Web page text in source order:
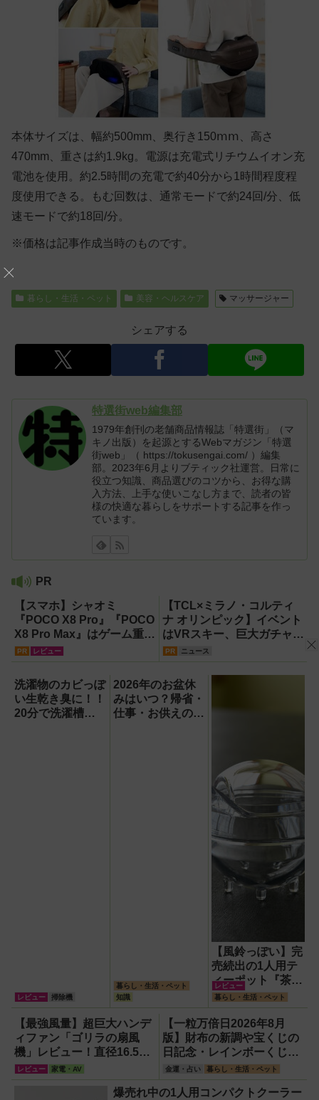
本体サイズは、幅約500mm、奥行き150ⅿⅿ、高さ
470mm、重さは約1.9kg。電源は充電式リチウムイオン充
電池を使用。約2.5時間の充電で約40分から1時間程度程
度使用できる。もむ回数は、通常モードで約24回/分、低
速モードで約18回/分。
※価格は記事作成当時のものです。
暮らし・生活・ペット 美容・ヘルスケア マッサージャー
シェアする
特選街web編集部
1979年創刊の老舗商品情報誌「特選街」（マ
キノ出版）を起源とするWebマガジン「特選
街web」（ https://tokusengai.com/ ）編集
部。2023年6月よりブティック社運営。日常に
役立つ知識、商品選びのコツから、お得な購
入方法、上手な使いこなし方まで、読者の皆
様の快適な暮らしをサポートする記事を作っ
ています。
PR
【スマホ】シャオミ
『POCO X8 Pro』『POCO
X8 Pro Max』はゲーム重視
ならコスパ最強クラス！
PR レビュー
【TCL×ミラノ・コルティ
ナ オリンピック】イベント
はVRスキー、巨大ガチャな
どのイマーシブ体験が目白
PR ニュース
洗濯物のカビっぽ
い生乾き臭に！！
20分で洗濯槽大
レビュー 掃除機
2026年のお盆休
みはいつ？帰省・
仕事・お供えの基
暮らし・生活・ペット
知識
【風鈴っぽい】完
売続出の1人用テ
ィーポット『茶鈴
（ティーリン）』
を使ってみた！川
越の風鈴から着想
を得たかわいい見
た目のリアルな使
い勝手を徹底解説
レビュー
暮らし・生活・ペット
【最強風量】超巨大ハンデ
ィファン「ゴリラの扇風
機」レビュー！直径16.5cm
の巨大ファンで想像以上の
涼しさを体感
レビュー 家電・AV
【一粒万倍日2026年8月
版】財布の新調や宝くじの
日記念・レインボーくじ・
新涼の100円くじ購入に最
適な開運日は？
金運・占い 暮らし・生活・ペット
爆売れ中の1人用コンパクトクーラー